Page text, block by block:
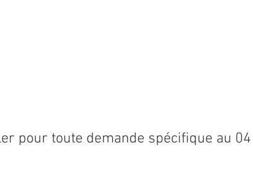
pour toute demande spécifique au 04